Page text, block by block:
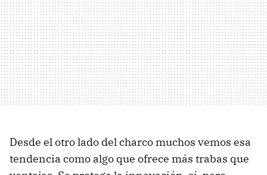
Desde el otro lado del charco muchos vemos esa
tendencia como algo que ofrece más trabas que